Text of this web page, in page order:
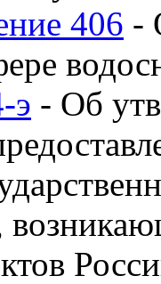
406 -
э - Об